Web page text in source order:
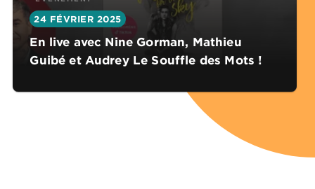
24 FÉVRIER 2025
En live avec Nine Gorman, Mathieu
Guibé et Audrey Le Souffle des Mots !